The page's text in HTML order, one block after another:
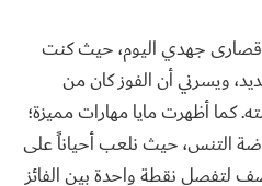
قصارى جهدي اليوم، حيث كنت
ويسرني أن الفوز كان من
كما أظهرت مايا مهارات مميزة؛
التنس، حيث نلعب أحياناً على
لتفصل نقطة واحدة بين الفائز